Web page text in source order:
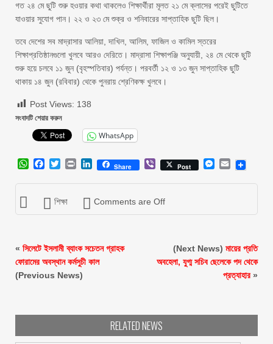
‎গত ২৪ মে ছুটি শুরু হওয়ার কথা থাকলেও শিক্ষার্থীরা মূলত ২১ মে ক্লাসের পরেই ছুটিতে
যাওয়ার সুযোগ পান। ২২ ও ২৩ মে শুক্র ও শনিবারের সাপ্তাহিক ছুটি ছিল।
‎তবে দেশের সব মাদ্রাসার আলিয়া, দাখিল, আলিম, ফাজিল ও কামিল স্তরের
শিক্ষাপ্রতিষ্ঠানগুলো খুলবে আরও দেরিতে। মাদ্রাসা শিক্ষাপঞ্জি অনুযায়ী, ২৪ মে থেকে ছুটি
শুরু হয়ে চলবে ১১ জুন (বৃহস্পতিবার) পর্যন্ত। পরবর্তী ১২ ও ১৩ জুন সাপ্তাহিক ছুটি
থাকায় ১৪ জুন (রবিবার) থেকে পুনরায় শ্রেণিকক্ষ খুলবে।
Post Views: 138
সংবাদটি শেয়ার করুন
WhatsApp
WhatsApp
Facebook
Twitter
Print LinkedIn
Share ViberPost Messenger
Email
শিক্ষা Comments are Off
« সিলেটে ইসলামী ব্যাংক সচেতন গ্রাহক
ফোরামের অবস্থান কর্মসুচী কাল
(Previous News)
(Next News) মায়ের প্রতি
অবহেলা, যুগ্ম সচিব ছেলেকে পদ থেকে
প্রত্যাহার»
RELATED NEWS